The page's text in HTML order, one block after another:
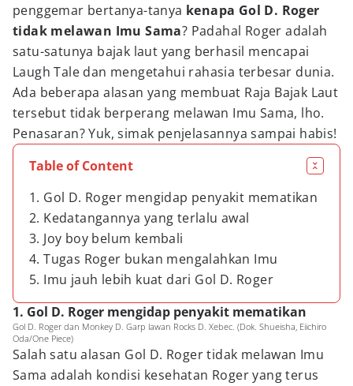
penggemar bertanya-tanya kenapa Gol D. Roger
tidak melawan Imu Sama? Padahal Roger adalah
satu-satunya bajak laut yang berhasil mencapai
Laugh Tale dan mengetahui rahasia terbesar dunia.
Ada beberapa alasan yang membuat Raja Bajak Laut
tersebut tidak berperang melawan Imu Sama, lho.
Penasaran? Yuk, simak penjelasannya sampai habis!
Table of Content
1. Gol D. Roger mengidap penyakit mematikan
2. Kedatangannya yang terlalu awal
3. Joy boy belum kembali
4. Tugas Roger bukan mengalahkan Imu
5. Imu jauh lebih kuat dari Gol D. Roger
1. Gol D. Roger mengidap penyakit mematikan
Gol D. Roger dan Monkey D. Garp lawan Rocks D. Xebec. (Dok. Shueisha, Eiichiro
Oda/One Piece)
Salah satu alasan Gol D. Roger tidak melawan Imu
Sama adalah kondisi kesehatan Roger yang terus